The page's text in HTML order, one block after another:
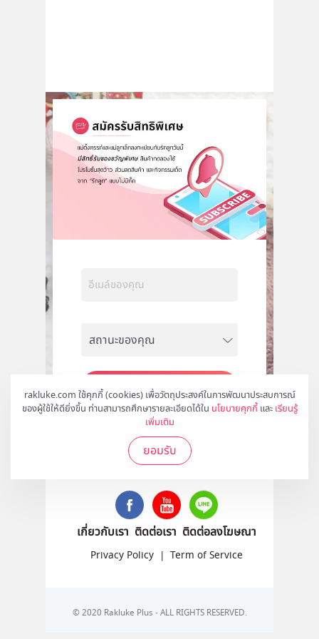
rakluke.com ใช้คุกกี้ (cookies) เพื่อวัตถุประสงค์ในการพัฒนาประสบการณ์
ของผู้ใช้ให้ดียิ่งขึ้น ท่านสามารถศึกษารายละเอียดได้ใน นโยบายคุกกี้ และ เรียนรู้
เพิ่มเติม
ยอมรับ
สมัคร
ติดตามเราได้ที่
เกี่ยวกับเรา ติดต่อเรา ติดต่อลงโฆษณา
Privacy Policy | Term of Service
© 2020 Rakluke Plus - ALL RIGHTS RESERVED.